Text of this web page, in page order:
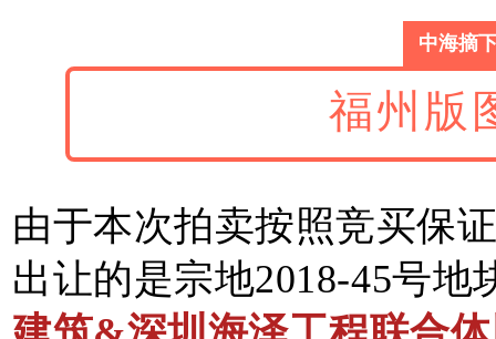
中海摘
福州版
由于本次拍卖按照竞买保
出让的是宗地2018-45号地